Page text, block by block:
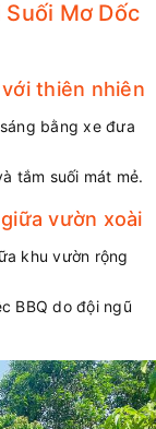
Mơ Dốc
thiên nhiên
bằng xe đưa
tắm suối mát mẻ.
vườn xoài
khu vườn rộng
BBQ do đội ngũ